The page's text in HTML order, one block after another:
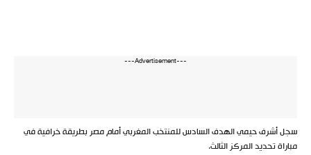
---Advertisement---
سجل أشرف حيمي الهدف السادس للمنتخب المغربي أمام مصر بطريقة خرافية في
مباراة تحديد المركز الثالث.